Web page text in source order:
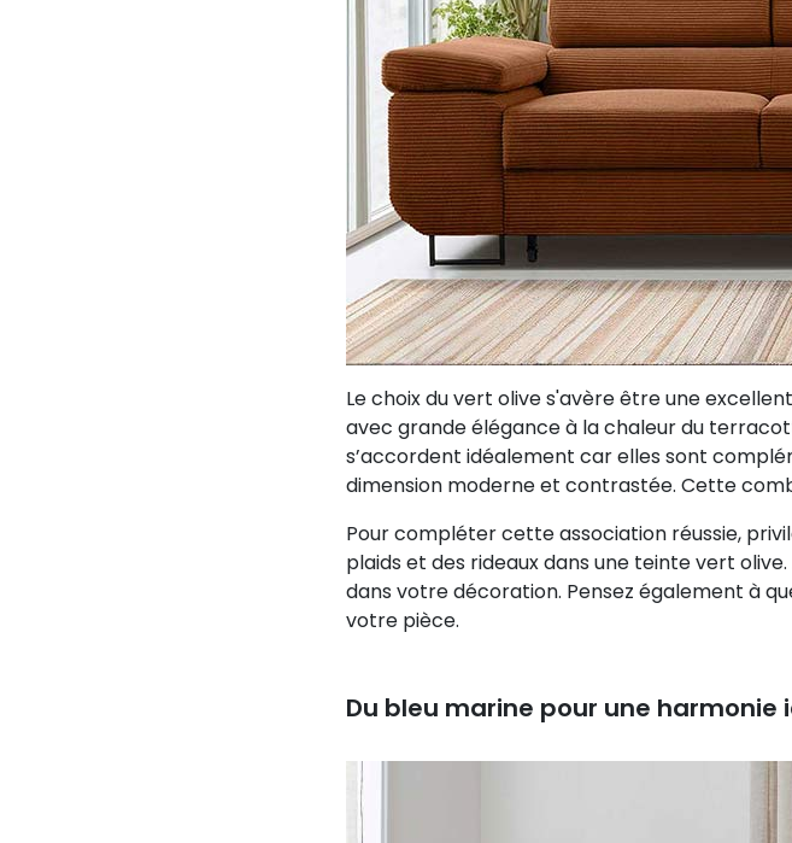
Le choix du vert olive s'avère être une
avec grande élégance à la chaleur du
s’accordent idéalement car elles sont
dimension moderne et contrastée. Cette
Pour compléter cette association réussie,
plaids et des rideaux dans une teinte vert
dans votre décoration. Pensez également à
votre pièce.
Du bleu marine pour une